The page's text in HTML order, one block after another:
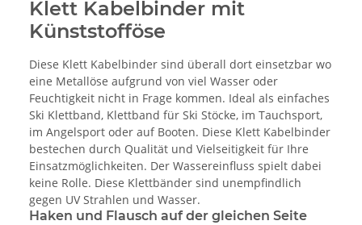
Klett Kabelbinder mit
Künststofföse
Diese Klett Kabelbinder sind überall dort einsetzbar wo
eine Metallöse aufgrund von viel Wasser oder
Feuchtigkeit nicht in Frage kommen. Ideal als einfaches
Ski Klettband, Klettband für Ski Stöcke, im Tauchsport,
im Angelsport oder auf Booten. Diese Klett Kabelbinder
bestechen durch Qualität und Vielseitigkeit für Ihre
Einsatzmöglichkeiten. Der Wassereinfluss spielt dabei
keine Rolle. Diese Klettbänder sind unempfindlich
gegen UV Strahlen und Wasser.
Haken und Flausch auf der gleichen Seite